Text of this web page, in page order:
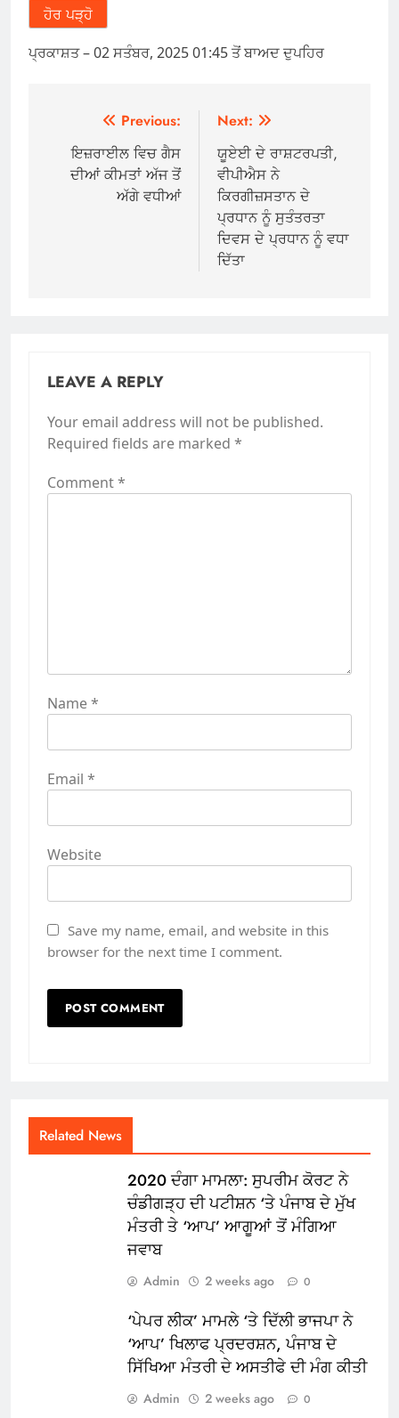
ਹੋਰ ਪੜ੍ਹੋ
ਪ੍ਰਕਾਸ਼ਤ– 02 ਸਤੰਬਰ, 2025 01:45 ਤੋਂ ਬਾਅਦ ਦੁਪਹਿਰ
navigation
Previous:
ਇਜ਼ਰਾਈਲ ਵਿਚ ਗੈਸ
ਦੀਆਂ ਕੀਮਤਾਂ ਅੱਜ ਤੋਂ
ਅੱਗੇ ਵਧੀਆਂ
Next:
ਯੂਏਈ ਦੇ ਰਾਸ਼ਟਰਪਤੀ,
ਵੀਪੀਐਸ ਨੇ
ਕਿਰਗੀਜ਼ਸਤਾਨ ਦੇ
ਪ੍ਰਧਾਨ ਨੂੰ ਸੁਤੰਤਰਤਾ
ਦਿਵਸ ਦੇ ਪ੍ਰਧਾਨ ਨੂੰ ਵਧਾ
ਦਿੱਤਾ
LEAVE A REPLY
Your email address will not be published.
Required fields are marked *
Comment*
Name*
Email *
Website
Save my name, email, and website in this
browser for the next time I comment.
Related News
2020 ਦੰਗਾ ਮਾਮਲਾ: ਸੁਪਰੀਮ ਕੋਰਟ ਨੇ
ਚੰਡੀਗੜ੍ਹ ਦੀ ਪਟੀਸ਼ਨ ‘ਤੇ ਪੰਜਾਬ ਦੇ ਮੁੱਖ
ਮੰਤਰੀ ਤੇ ‘ਆਪ’ ਆਗੂਆਂ ਤੋਂ ਮੰਗਿਆ
ਜਵਾਬ
Admin 2 weeks ago 0
‘ਪੇਪਰ ਲੀਕ’ ਮਾਮਲੇ ‘ਤੇ ਦਿੱਲੀ ਭਾਜਪਾ ਨੇ
‘ਆਪ’ ਖਿਲਾਫ ਪ੍ਰਦਰਸ਼ਨ, ਪੰਜਾਬ ਦੇ
ਸਿੱਖਿਆ ਮੰਤਰੀ ਦੇ ਅਸਤੀਫੇ ਦੀ ਮੰਗ ਕੀਤੀ
Admin 2 weeks ago 0